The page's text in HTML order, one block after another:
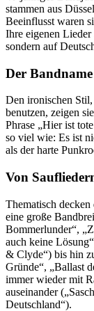
stammen aus
Beeinflusst waren
Ihre eigenen
sondern auf
Der Bandname
Den ironischen
benutzen, zeigen
Phrase „Hier ist
so viel wie: Es ist
als der harte
Von
Thematisch
eine große
Bommerlunder“,
auch keine
& Clyde“) bis hin
Gründe“, „Ballast
immer wieder mit
auseinander
Deutschland“).